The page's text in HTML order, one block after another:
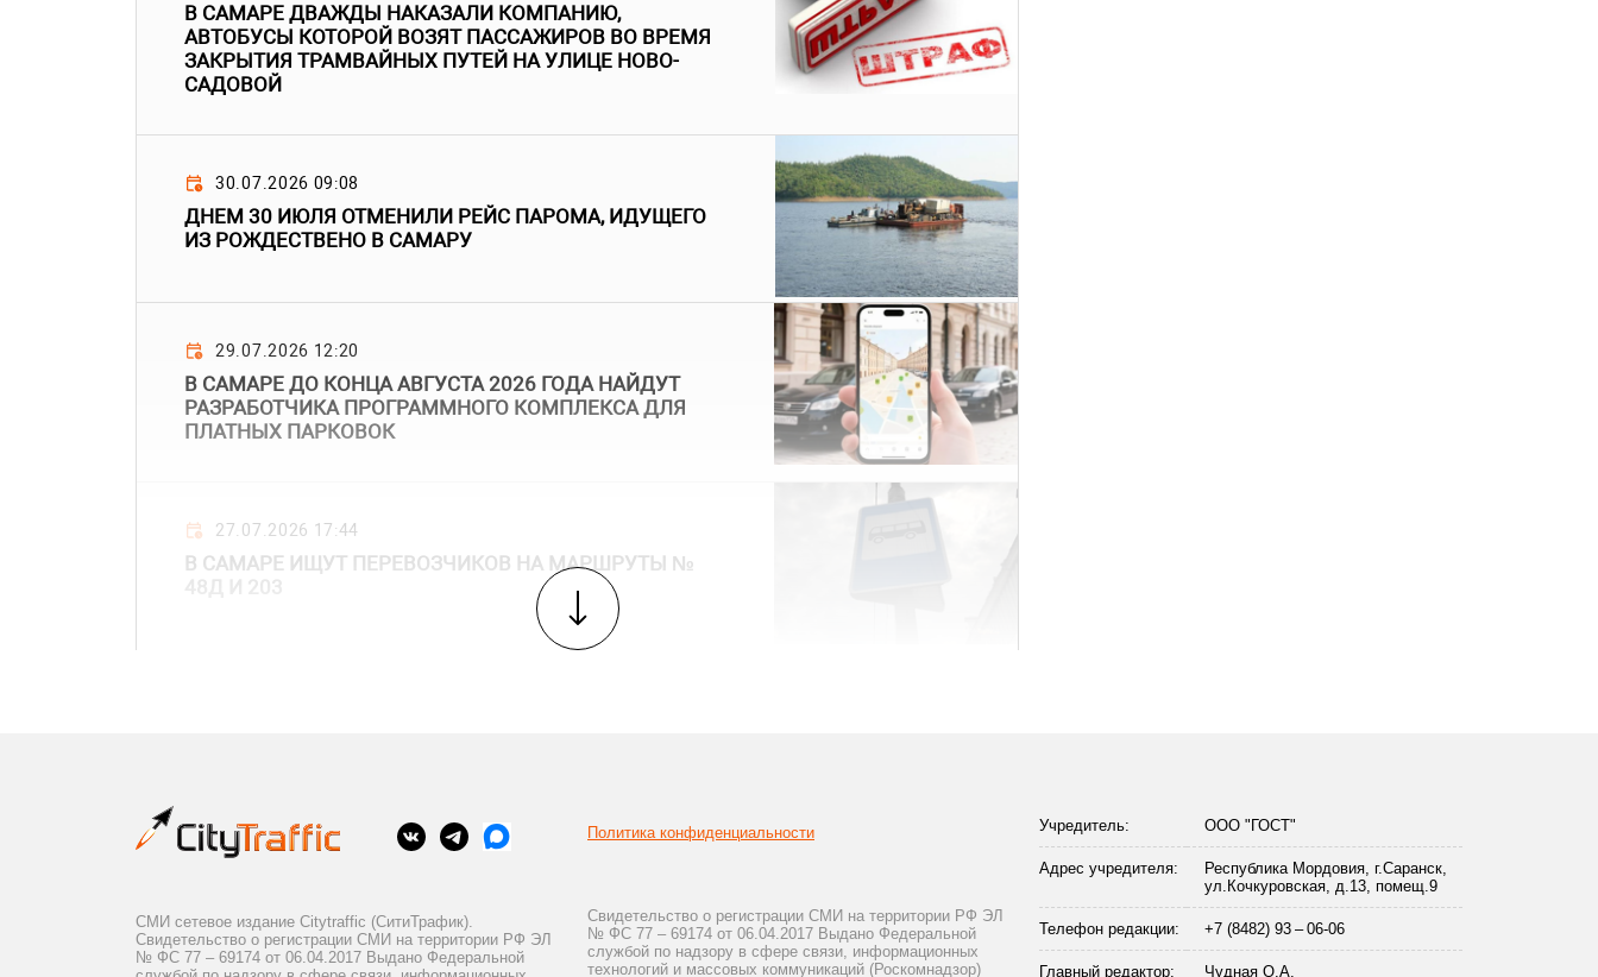
В САМАРЕ ДВАЖДЫ НАКАЗАЛИ КОМПАНИЮ,
АВТОБУСЫ КОТОРОЙ ВОЗЯТ ПАССАЖИРОВ ВО ВРЕМЯ
ЗАКРЫТИЯ ТРАМВАЙНЫХ ПУТЕЙ НА УЛИЦЕ НОВО-
САДОВОЙ
30.07.2026 09:08
ДНЕМ 30 ИЮЛЯ ОТМЕНИЛИ РЕЙС ПАРОМА, ИДУЩЕГО
ИЗ РОЖДЕСТВЕНО В САМАРУ
29.07.2026 12:20
В САМАРЕ ДО КОНЦА АВГУСТА 2026 ГОДА НАЙДУТ
РАЗРАБОТЧИКА ПРОГРАММНОГО КОМПЛЕКСА ДЛЯ
ПЛАТНЫХ ПАРКОВОК
27.07.2026 17:44
В САМАРЕ ИЩУТ ПЕРЕВОЗЧИКОВ НА МАРШРУТЫ №
СМИ сетевое издание Citytraffic (СитиТрафик).
Свидетельство о регистрации СМИ на территории РФ ЭЛ
№ ФС 77 – 69174 от 06.04.2017 Выдано Федеральной
Политика конфиденциальности
Свидетельство о регистрации СМИ на территории РФ ЭЛ
№ ФС 77 – 69174 от 06.04.2017 Выдано Федеральной
службой по надзору в сфере связи, информационных
технологий и массовых коммуникаций (Роскомнадзор)
Учредитель: ООО "ГОСТ"
Адрес учредителя:
Республика Мордовия, г.Саранск,
ул.Кочкуровская, д.13, помещ.9
Телефон редакции: +7 (8482) 93 – 06-06
Главный редактор: Чудная О.А.